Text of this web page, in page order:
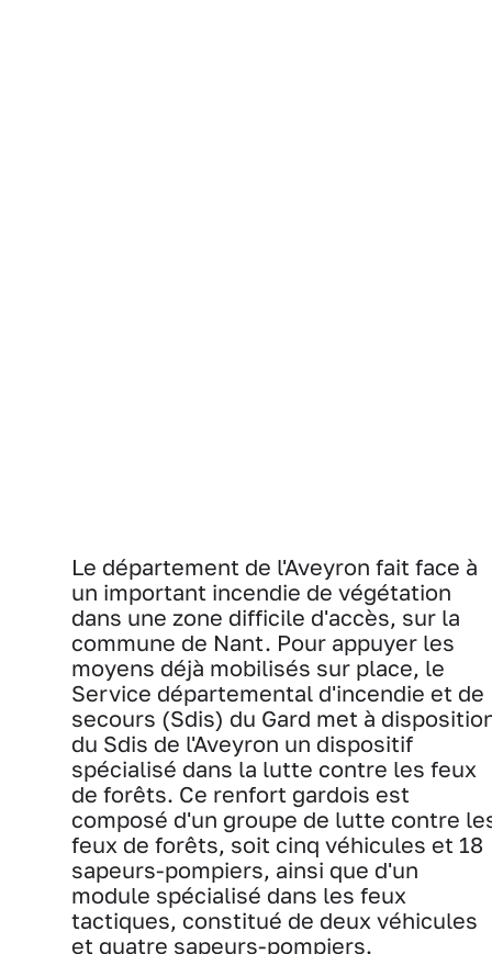
Le département de l'Aveyron fait face à
un important incendie de végétation
dans une zone difficile d'accès, sur la
commune de Nant. Pour appuyer les
moyens déjà mobilisés sur place, le
Service départemental d'incendie et de
secours (Sdis) du Gard met à
du Sdis de l'Aveyron un dispositif
spécialisé dans la lutte contre les feux
de forêts. Ce renfort gardois est
composé d'un groupe de lutte contre
feux de forêts, soit cinq véhicules et 18
sapeurs-pompiers, ainsi que d'un
module spécialisé dans les feux
tactiques, constitué de deux véhicules
et quatre sapeurs-pompiers.